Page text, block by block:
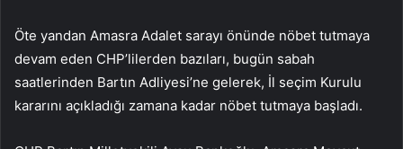
Öte yandan Amasra Adalet sarayı önünde nöbet tutmaya
devam eden CHP’lilerden bazıları, bugün sabah
saatlerinden Bartın Adliyesi’ne gelerek, İl seçim Kurulu
kararını açıkladığı zamana kadar nöbet tutmaya başladı.